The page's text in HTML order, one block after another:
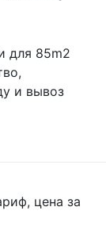
для 85m2
и вывоз
цена за